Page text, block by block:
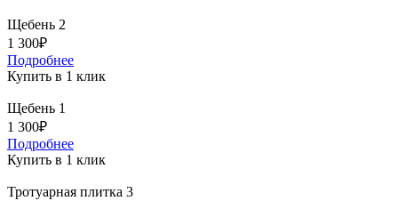
Щебень 2
1 300₽
Подробнее
Купить в 1 клик
Щебень 1
1 300₽
Подробнее
Купить в 1 клик
Тротуарная плитка 3